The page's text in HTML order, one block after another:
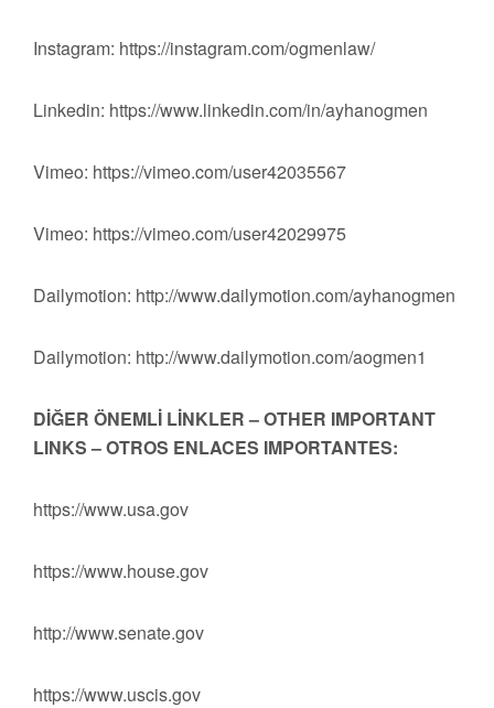
Instagram: https://instagram.com/ogmenlaw/
Linkedin: https://www.linkedin.com/in/ayhanogmen
Vimeo: https://vimeo.com/user42035567
Vimeo: https://vimeo.com/user42029975
Dailymotion: http://www.dailymotion.com/ayhanogmen
Dailymotion: http://www.dailymotion.com/aogmen1
DİĞER ÖNEMLİ LİNKLER – OTHER IMPORTANT
LINKS – OTROS ENLACES IMPORTANTES:
https://www.usa.gov
https://www.house.gov
http://www.senate.gov
https://www.uscis.gov